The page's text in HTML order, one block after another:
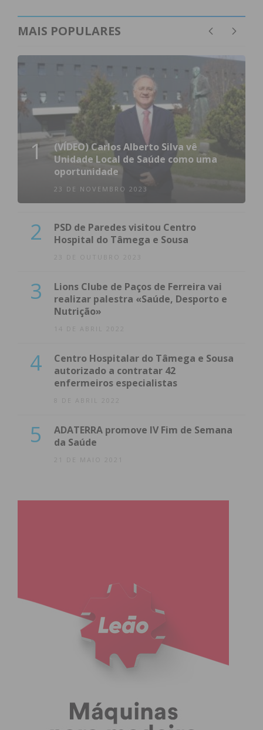
MAIS POPULARES
1
(VÍDEO) Carlos Alberto Silva vê
Unidade Local de Saúde como uma
oportunidade
23 DE NOVEMBRO 2023
2
PSD de Paredes visitou Centro
Hospital do Tâmega e Sousa
23 DE OUTUBRO 2023
3
Lions Clube de Paços de Ferreira vai
realizar palestra «Saúde, Desporto e
Nutrição»
14 DE ABRIL 2022
4
Centro Hospitalar do Tâmega e Sousa
autorizado a contratar 42
enfermeiros especialistas
8 DE ABRIL 2022
5
ADATERRA promove IV Fim de Semana
da Saúde
21 DE MAIO 2021